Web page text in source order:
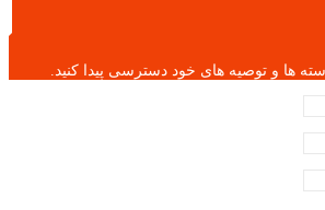
ها و توصیه های خود دسترسی پیدا کنید.